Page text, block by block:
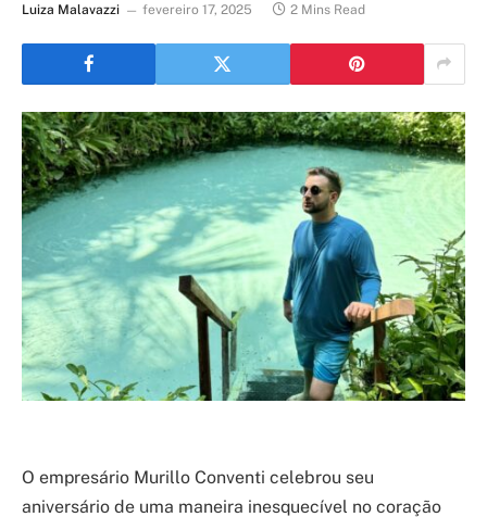
Luiza Malavazzi fevereiro 17, 2025 2 Mins Read
O empresário Murillo Conventi celebrou seu
aniversário de uma maneira inesquecível no coração